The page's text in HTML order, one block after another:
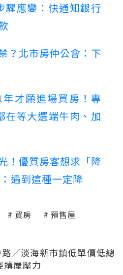
驟應變：快通知銀行
？北市房仲公會：下
才願進場買房！專
在等大選端牛肉、加
！優質房客想求「降
遇到這種一定降
買房 預售屋
／淡海新市鎮低單價低總
購屋壓力